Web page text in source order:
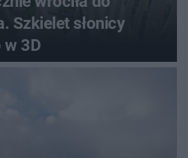
Szkielet słonicy
3D